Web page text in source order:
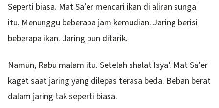
Seperti biasa. Mat Sa’er mencari ikan di aliran sungai
itu. Menunggu beberapa jam kemudian. Jaring berisi
beberapa ikan. Jaring pun ditarik.
Namun, Rabu malam itu. Setelah shalat Isya’. Mat Sa’er
kaget saat jaring yang dilepas terasa beda. Beban berat
dalam jaring tak seperti biasa.